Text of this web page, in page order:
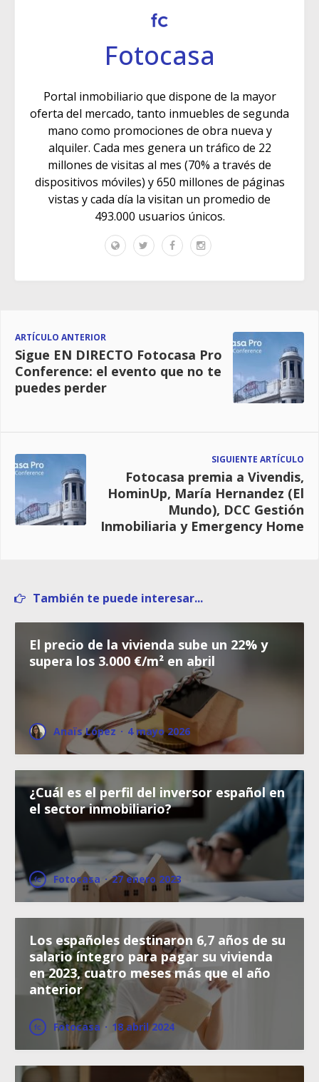
Fotocasa
Portal inmobiliario que dispone de la mayor
oferta del mercado, tanto inmuebles de segunda
mano como promociones de obra nueva y
alquiler. Cada mes genera un tráfico de 22
millones de visitas al mes (70% a través de
dispositivos móviles) y 650 millones de páginas
vistas y cada día la visitan un promedio de
493.000 usuarios únicos.
ARTÍCULO ANTERIOR
Sigue EN DIRECTO Fotocasa Pro
Conference: el evento que no te
puedes perder
SIGUIENTE ARTÍCULO
Fotocasa premia a Vivendis,
HominUp, María Hernandez (El
Mundo), DCC Gestión
Inmobiliaria y Emergency Home
También te puede interesar...
El precio de la vivienda sube un 22% y
supera los 3.000 €/m² en abril
Anaïs López · 4 mayo 2026
¿Cuál es el perfil del inversor español en
el sector inmobiliario?
Fotocasa · 27 enero 2023
Los españoles destinaron 6,7 años de su
salario íntegro para pagar su vivienda
en 2023, cuatro meses más que el año
anterior
Fotocasa · 18 abril 2024